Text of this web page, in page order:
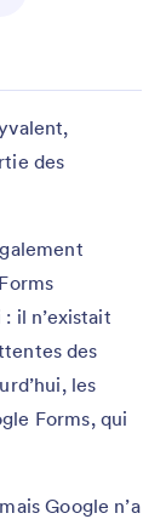
des
il n’existait
des
les
Forms, qui
Google n’a